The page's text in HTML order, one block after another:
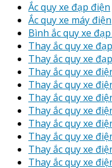
Ắc quy xe đạp điện
Ắc quy xe máy điện
Bình ắc quy xe
Thay ắc quy xe
Thay ắc quy xe
Thay ắc quy xe
Thay ắc quy xe
Thay ắc quy xe
Thay ắc quy xe
Thay ắc quy xe
Thay ắc quy xe
Thay ắc quy xe
Thay ắc quy xe